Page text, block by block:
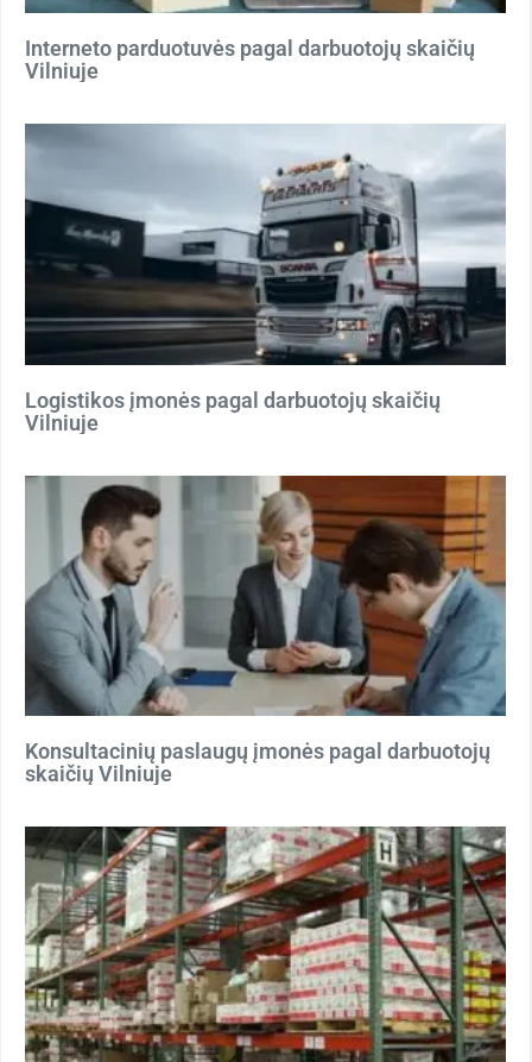
Interneto parduotuvės pagal darbuotojų skaičių
Vilniuje
Logistikos įmonės pagal darbuotojų skaičių
Vilniuje
Konsultacinių paslaugų įmonės pagal darbuotojų
skaičių Vilniuje